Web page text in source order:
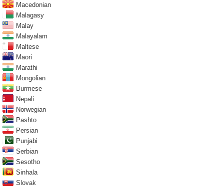
Macedonian
Malagasy
Malay
Malayalam
Maltese
Maori
Marathi
Mongolian
Burmese
Nepali
Norwegian
Pashto
Persian
Punjabi
Serbian
Sesotho
Sinhala
Slovak